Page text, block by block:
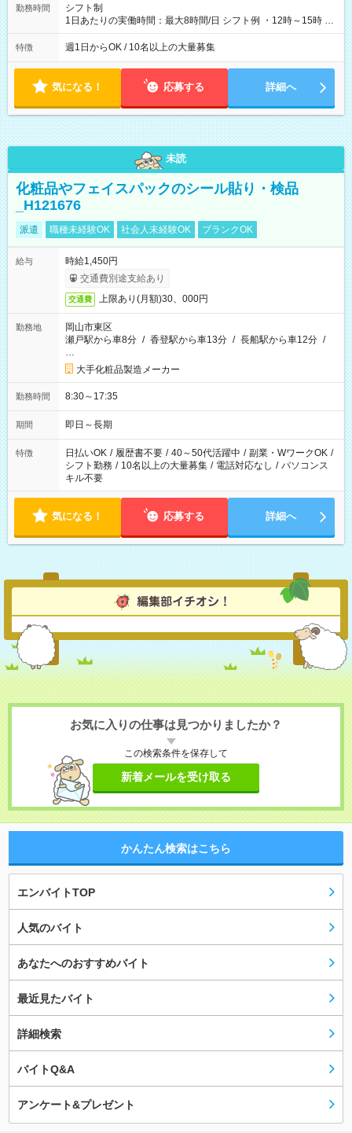
勤務時間
シフト制
1日あたりの実働時間：最大8時間/日 シフト例 ・12時～15時 入
社後、就業可能シフトをご確認の上、申請してください。
特徴 週1日からOK / 10名以上の大量募集
気になる！ 応募する 詳細へ
未読
化粧品やフェイスパックのシール貼り・検品
_H121676
派遣 職種未経験OK 社会人未経験OK ブランクOK
給与
時給1,450円
交通費別途支給あり
交通費 上限あり(月額)30、000円
勤務地
岡山市東区
瀬戸駅から車8分 / 香登駅から車13分 / 長船駅から車12分 /
…
大手化粧品製造メーカー
勤務時間 8:30～17:35
期間 即日～長期
特徴 日払いOK / 履歴書不要 / 40～50代活躍中 / 副業・WワークOK /
シフト勤務 / 10名以上の大量募集 / 電話対応なし / パソコンス
キル不要
気になる！ 応募する 詳細へ
お気に入りの仕事は見つかりましたか？
この検索条件を保存して
新着メールを受け取る
かんたん検索はこちら
エンバイトTOP
人気のバイト
あなたへのおすすめバイト
最近見たバイト
詳細検索
バイトQ&A
アンケート&プレゼント